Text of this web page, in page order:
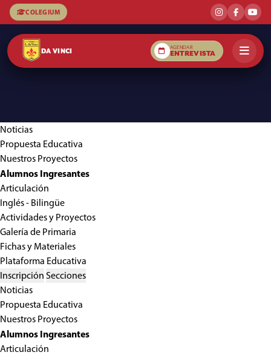
COLEGIUM
DA VINCI AGENDAR
ENTREVISTA
Noticias
Propuesta Educativa
Nuestros Proyectos
Alumnos Ingresantes
Articulación
Inglés - Bilingüe
Actividades y Proyectos
Galería de Primaria
Fichas y Materiales
Plataforma Educativa
Inscripción Secciones
Noticias
Propuesta Educativa
Nuestros Proyectos
Alumnos Ingresantes
Articulación